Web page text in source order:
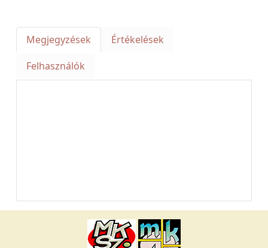
Megjegyzések
Értékelések
Felhasználók